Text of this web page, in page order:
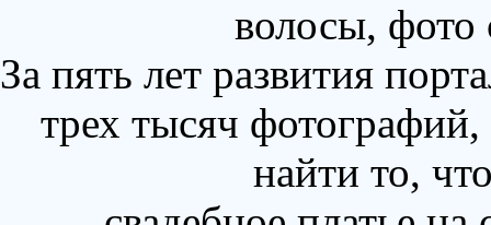
волосы,
За пять лет развития
трех тысяч
найти то,